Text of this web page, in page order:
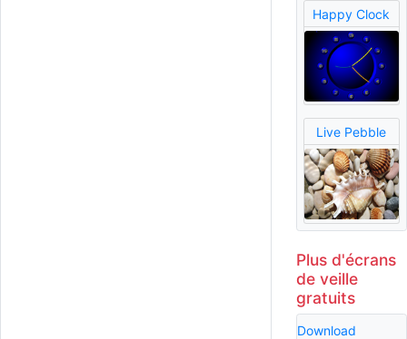
Happy Clock
Live Pebble
Plus d'écrans
de veille
gratuits
Download